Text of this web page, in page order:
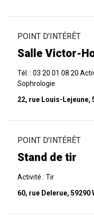
POINT D'INTÉRÊT
Salle Victor-
Tél. : 03 20 01 08 20
Sophrologie
22, rue Louis-Lejeune,
POINT D'INTÉRÊT
Stand de tir
Activité : Tir
60, rue Delerue, 59290